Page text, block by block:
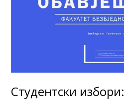
Студентски избори: